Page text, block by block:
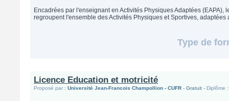
Encadrées par l'enseignant en Activités Physiques Adaptées (EAPA),
regroupent l'ensemble des Activités Physiques et Sportives,
Type de
Licence Education et motricité
Proposé par : Université Jean-Francois Champollion - CUFR - Gratuit - Diplôme :